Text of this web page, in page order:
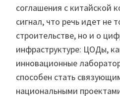
соглашения с китайской
сигнал, что речь идет не
строительстве, но и о
инфраструктуре: ЦОДы,
инновационные
способен стать
национальными